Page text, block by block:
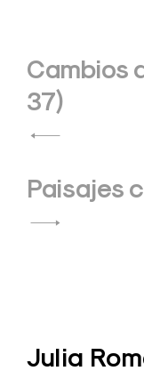
de
entradas
Cambios
37)
Paisajes
Julia